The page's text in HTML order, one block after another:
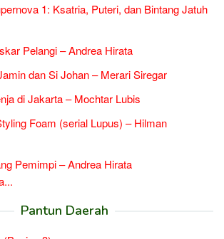
1: Ksatria, Puteri, dan Bintang Jatuh
Pelangi – Andrea Hirata
dan Si Johan – Merari Siregar
di Jakarta – Mochtar Lubis
Foam (serial Lupus) – Hilman
Pemimpi – Andrea Hirata
Pantun Daerah